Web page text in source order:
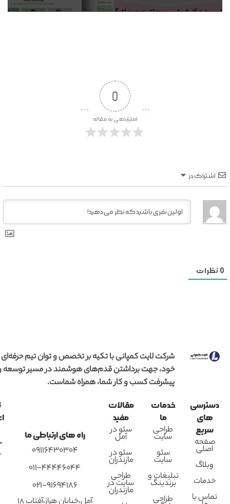
0
امتیازدهی به مقاله
اشتراک در
0 نظرات
شرکت لایت کمپانی با تکیه بر تخصص و توان تیم حرفه‌ای
خود، جهت برداشتن قدم‌های هوشمند در مسیر توسعه
پیشرفت کسب و کار شما، همراه شماست.
دسترسی
های
سریع
صفحه
اصلی
وبلاگ
خدمات
تماس با
خدمات
ما
طراحی
سایت
سئو
سایت
تبلیغات و
برندینگ
طراحی
مقالات
مفید
سئو در
آمل
سئو در
مازندران
طراحی
سایت در
مازندران
راه های ارتباطی ما
09116430304
011-44446044
021-91694186